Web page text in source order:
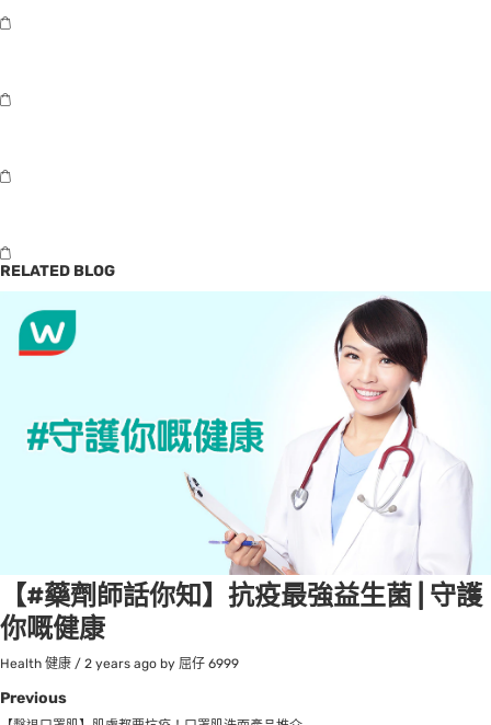
RELATED BLOG
【#藥劑師話你知】抗疫最強益生菌 | 守護
你嘅健康
Health 健康 / 2 years ago by 屈仔 6999
Previous